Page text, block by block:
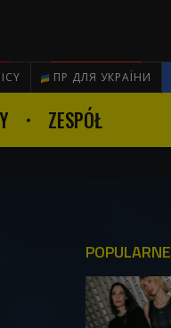
ПР ДЛЯ УКРАЇНИ
ZESPÓŁ
POPULARNE